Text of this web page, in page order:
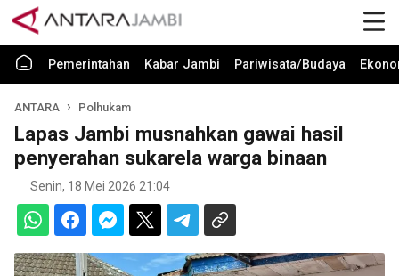
Pemerintahan Kabar Jambi Pariwisata/Budaya
ANTARA Polhukam
Lapas Jambi musnahkan gawai hasil
penyerahan sukarela warga binaan
Senin, 18 Mei 2026 21:04